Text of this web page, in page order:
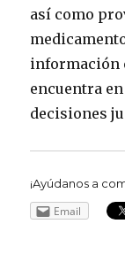
así como
información
encuentra
decisiones
¡Ayúdanos a
Email